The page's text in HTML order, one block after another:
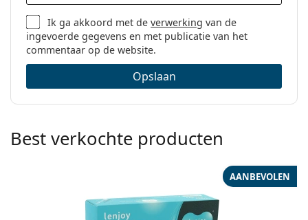
Ik ga akkoord met deverwerking van de
ingevoerde gegevens en met publicatie van het
commentaar op de website.
Opslaan
Best verkochte producten
AANBEVOLEN